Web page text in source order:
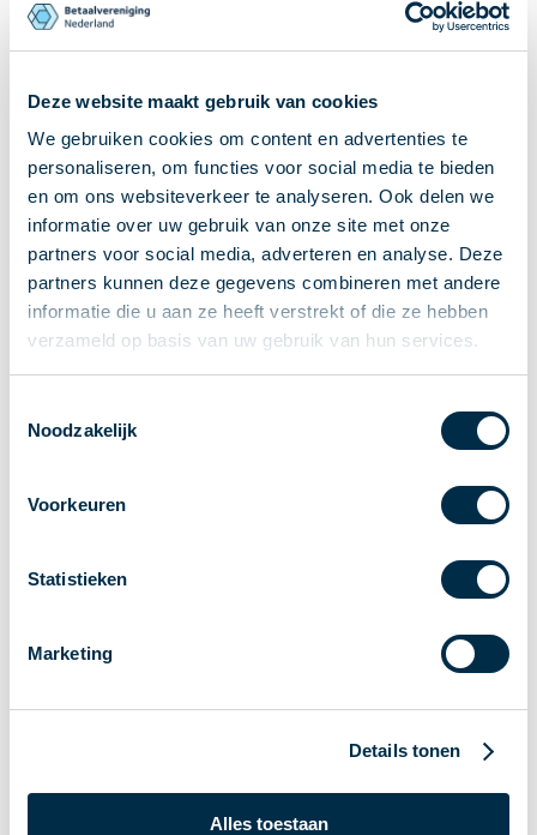
Deze website maakt gebruik van cookies
We gebruiken cookies om content en advertenties te
personaliseren, om functies voor social media te bieden
en om ons websiteverkeer te analyseren. Ook delen we
informatie over uw gebruik van onze site met onze
partners voor social media, adverteren en analyse. Deze
partners kunnen deze gegevens combineren met andere
informatie die u aan ze heeft verstrekt of die ze hebben
verzameld op basis van uw gebruik van hun services.
Noodzakelijk
Voorkeuren
Statistieken
Marketing
Details tonen
Alles toestaan
Ontvangen van betalingen
Overboeken
Bijzondere rekeningen en diensten
Standaarden in het betalingsverkeer
Actueel
Nieuws
Betaaljournaal
Publicaties
Jaarcongres 2026
Leden
Deelnemers in het betalingsverkeer